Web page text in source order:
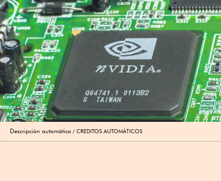
Descripción automática CREDITOS AUTOMÁTICOS